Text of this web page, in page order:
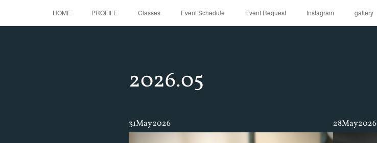
HOME PROFILE Classes Event Schedule Event Request Instagram gallery
2026.05
31May2026 28May2026